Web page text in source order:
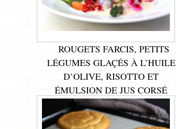
ROUGETS FARCIS, PETITS
LÉGUMES GLAÇÉS À L’HUILE
D’OLIVE, RISOTTO ET
ÉMULSION DE JUS CORSÉ
(CHEF CICOGNOLA – LES
ÉTOILES DE MOUGINS)